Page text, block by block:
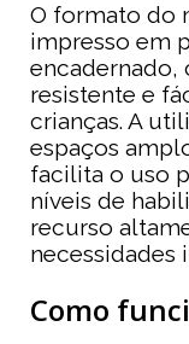
O formato do
impresso em
encadernado,
resistente e
crianças. A
espaços
facilita o uso
níveis de
recurso
necessidades
Como